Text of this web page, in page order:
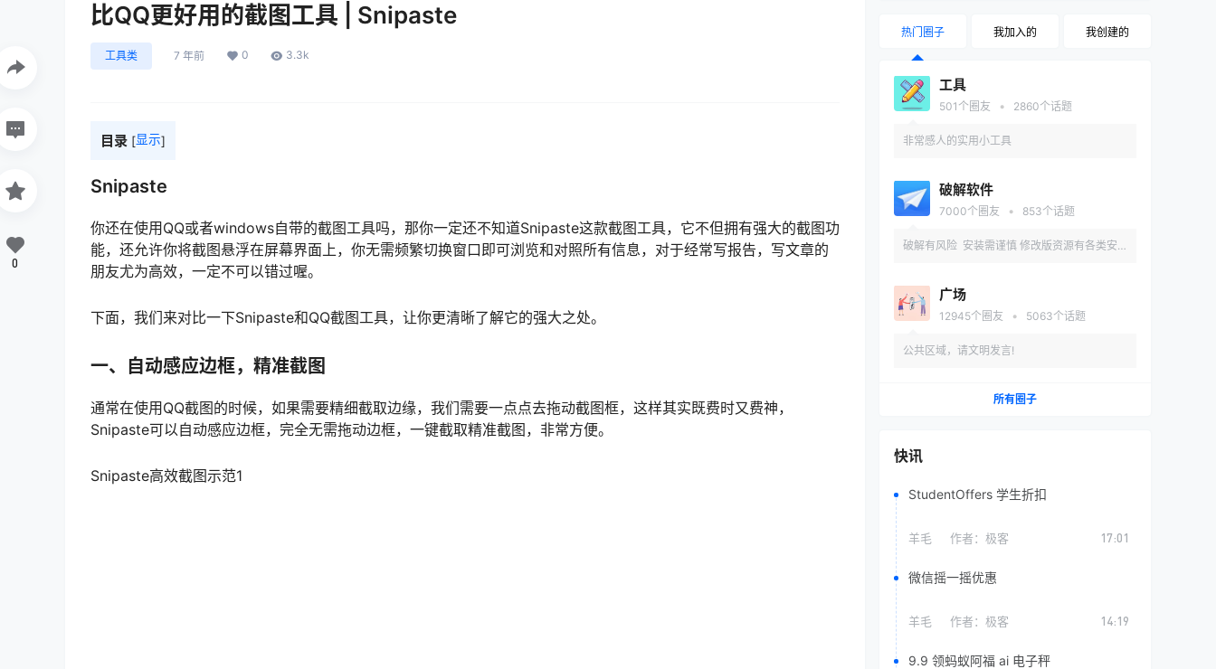
比QQ更好用的截图工具 | Snipaste
工具类 7 年前 0 3.3k
目录 [显示]
Snipaste
你还在使用QQ或者windows自带的截图工具吗，那你一定还不知道Snipaste这款截图工具，它不但拥有强大的截图功
能，还允许你将截图悬浮在屏幕界面上，你无需频繁切换窗口即可浏览和对照所有信息，对于经常写报告，写文章的
朋友尤为高效，一定不可以错过喔。
下面，我们来对比一下Snipaste和QQ截图工具，让你更清晰了解它的强大之处。
一、自动感应边框，精准截图
通常在使用QQ截图的时候，如果需要精细截取边缘，我们需要一点点去拖动截图框，这样其实既费时又费神，
Snipaste可以自动感应边框，完全无需拖动边框，一键截取精准截图，非常方便。
Snipaste高效截图示范1
0
热门圈子 我加入的 我创建的
工具
501 个圈友 • 2860个话题
非常感人的实用小工具
破解软件
7000个圈友 • 853个话题
破解有风险 安装需谨慎 修改版资源有各类安
试安装
广场
12945个圈友 • 5063个话题
公共区域，请文明发言!
所有圈子
快讯
StudentOffers 学生折扣
羊毛 作者： 极客 17:01
微信摇一摇优惠
羊毛 作者： 极客 14:19
9.9 领蚂蚁阿福 ai 电子秤